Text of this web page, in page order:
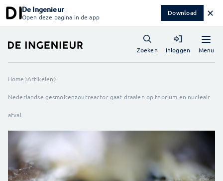
De Ingenieur
Open deze pagina in de app Download ✕
Menu
Zoeken Inloggen
Home Artikelen
Nederlandse gesmoltenzoutreactor gaat draaien op thorium en nucleair
afval